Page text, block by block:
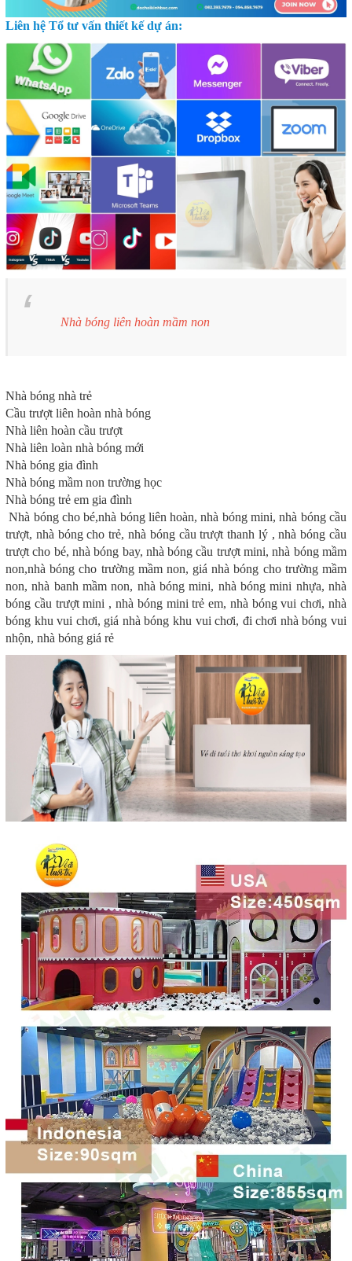
Liên hệ Tổ tư vấn thiết kế dự án:
Nhà bóng liên hoàn mầm non
Nhà bóng nhà trẻ
Cầu trượt liên hoàn nhà bóng
Nhà liên hoàn cầu trượt
Nhà liên loàn nhà bóng mới
Nhà bóng gia đình
Nhà bóng mầm non trường học
Nhà bóng trẻ em gia đình
Nhà bóng cho bé,nhà bóng liên hoàn, nhà bóng mini, nhà bóng cầu
trượt, nhà bóng cho trẻ, nhà bóng cầu trượt thanh lý , nhà bóng cầu
trượt cho bé, nhà bóng bay, nhà bóng cầu trượt mini, nhà bóng mầm
non,nhà bóng cho trường mầm non, giá nhà bóng cho trường mầm
non, nhà banh mầm non, nhà bóng mini, nhà bóng mini nhựa, nhà
bóng cầu trượt mini , nhà bóng mini trẻ em, nhà bóng vui chơi, nhà
bóng khu vui chơi, giá nhà bóng khu vui chơi, đi chơi nhà bóng vui
nhộn, nhà bóng giá rẻ